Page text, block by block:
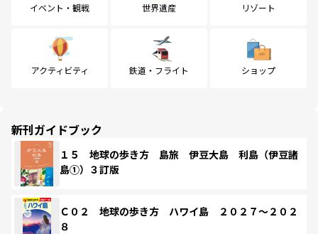
イベント・観戦 世界遺産 リゾート
アクティビティ 鉄道・フライト ショップ
新刊ガイドブック
１５ 地球の歩き方 島旅 伊豆大島 利島（伊豆諸
島①）３訂版
Ｃ０２ 地球の歩き方 ハワイ島 ２０２７～２０２
８